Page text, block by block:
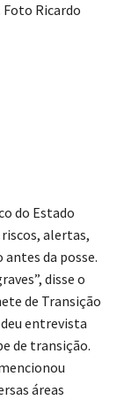
Foto Ricardo
do Estado
alertas,
antes da posse.
disse o
de Transição
entrevista
de transição.
áreas